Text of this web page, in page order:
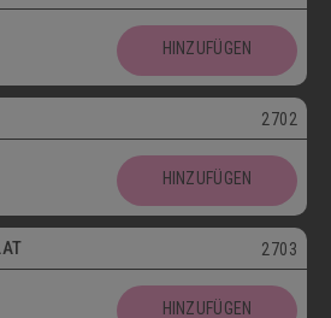
HINZUFÜGEN
2702
HINZUFÜGEN
2703
HINZUFÜGEN